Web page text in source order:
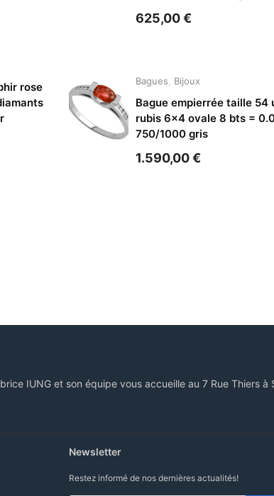
rose
625,00€
Bagues Bijoux
Bague empierrée taille 54
rubis 6×4 ovale 8 bts =
750/1000 gris
1.590,00€
IUNG et son équipe vous accueille au 7 Rue Thiers à
Newsletter
Restez informé de nos dernières actualités!